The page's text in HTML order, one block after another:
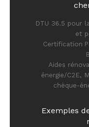
DTU 36.5 pour
et
Certification
Aides
énergie/C2E,
chèque-
Exemples